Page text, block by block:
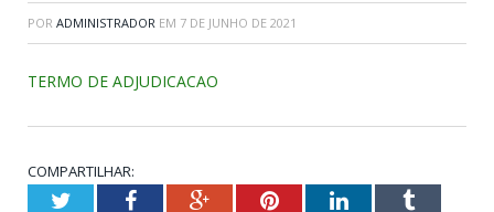
POR ADMINISTRADOR EM 7 DE JUNHO DE 2021
TERMO DE ADJUDICACAO
COMPARTILHAR:
TwitterFacebookGoogle+PinterestLinkedInTumblr